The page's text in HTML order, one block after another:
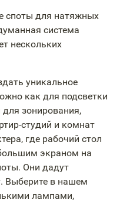
споты для натяжных
система
нескольких
уникальное
как для подсветки
для зонирования,
студий и комнат
где рабочий стол
экраном на
Они дадут
Выберите в нашем
лампами,